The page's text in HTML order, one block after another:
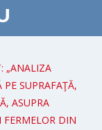
„ANALIZA
SUPRAFAŢĂ,
ASUPRA
DIN